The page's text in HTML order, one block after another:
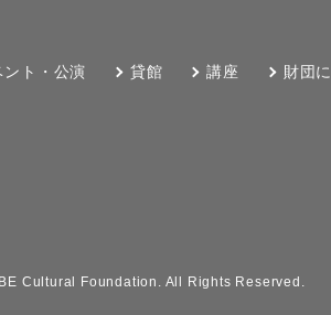
ント・公演 貸館 講座 財団
Cultural Foundation. All Rights Reserved.